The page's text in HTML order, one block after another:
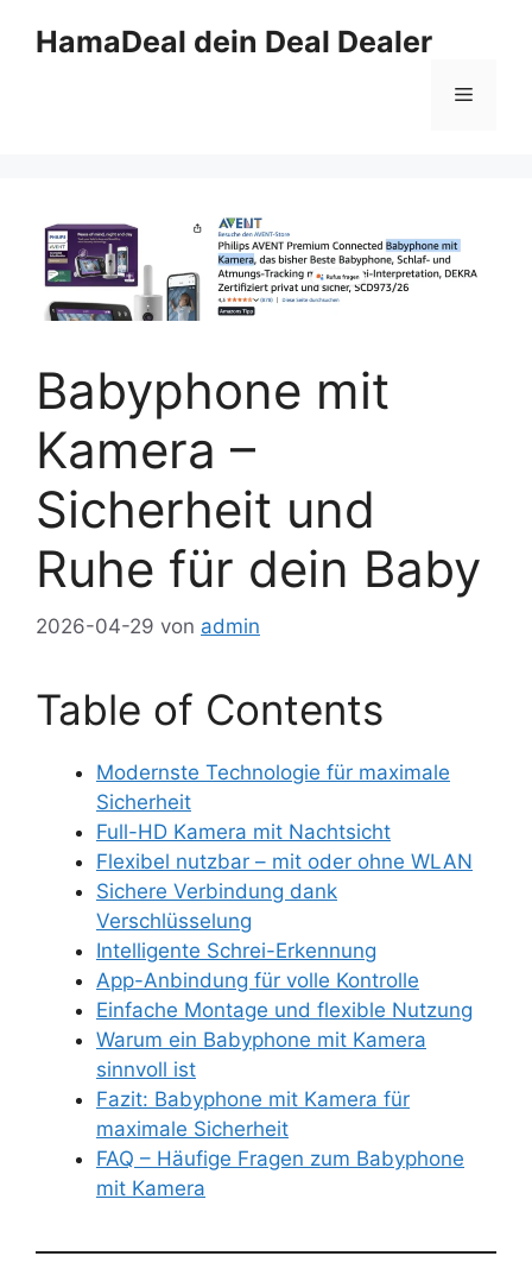
InhaltHamaDeal dein Deal Dealer
Menü
Babyphone mit
Kamera –
Sicherheit und
Ruhe für dein Baby
2026-04-29 von admin
Table of Contents
Modernste Technologie für maximale
Sicherheit
Full-HD Kamera mit Nachtsicht
Flexibel nutzbar – mit oder ohne WLAN
Sichere Verbindung dank
Verschlüsselung
Intelligente Schrei-Erkennung
App-Anbindung für volle Kontrolle
Einfache Montage und flexible Nutzung
Warum ein Babyphone mit Kamera
sinnvoll ist
Fazit: Babyphone mit Kamera für
maximale Sicherheit
FAQ – Häufige Fragen zum Babyphone
mit Kamera